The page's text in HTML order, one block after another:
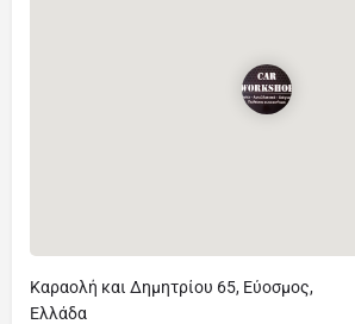
Καραολή και Δημητρίου 65, Εύοσμος,
Ελλάδα